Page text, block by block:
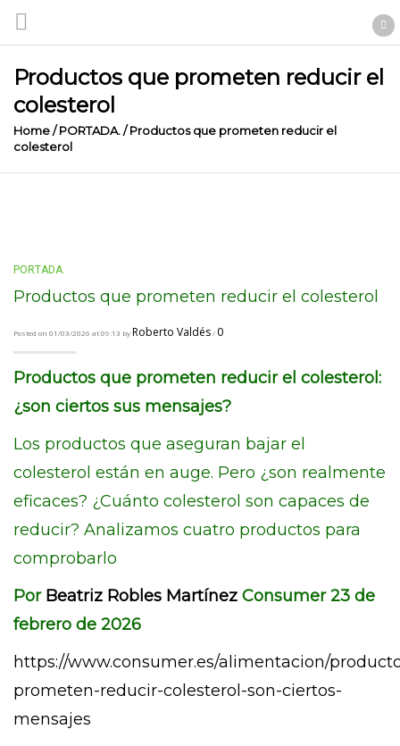
Productos que prometen reducir el
colesterol
Home/ PORTADA./ Productos que prometen reducir el
colesterol
PORTADA.
Productos que prometen reducir el colesterol
Posted on 01/03/2026 at 09:13 byRoberto Valdés/ 0
Productos que prometen reducir el colesterol:
¿son ciertos sus mensajes?
Los productos que aseguran bajar el
colesterol están en auge. Pero ¿son realmente
eficaces? ¿Cuánto colesterol son capaces de
reducir? Analizamos cuatro productos para
comprobarlo
Por Beatriz Robles Martínez Consumer 23 de
febrero de 2026
https://www.consumer.es/alimentacion/
prometen-reducir-colesterol-son-ciertos-
mensajes